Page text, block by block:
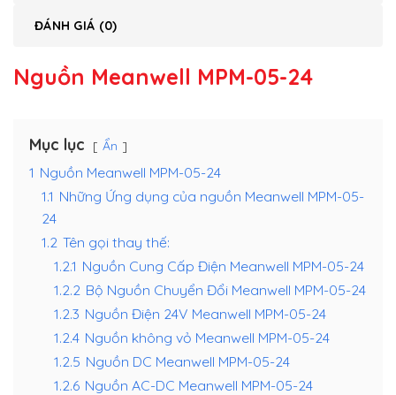
ĐÁNH GIÁ (0)
Nguồn Meanwell MPM-05-24
Mục lục Ẩn
1 Nguồn Meanwell MPM-05-24
1.1 Những Ứng dụng của nguồn Meanwell MPM-05-
24
1.2 Tên gọi thay thế:
1.2.1 Nguồn Cung Cấp Điện Meanwell MPM-05-24
1.2.2 Bộ Nguồn Chuyển Đổi Meanwell MPM-05-24
1.2.3 Nguồn Điện 24V Meanwell MPM-05-24
1.2.4 Nguồn không vỏ Meanwell MPM-05-24
1.2.5 Nguồn DC Meanwell MPM-05-24
1.2.6 Nguồn AC-DC Meanwell MPM-05-24